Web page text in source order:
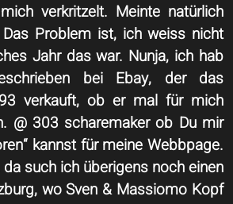
verkritzelt. Meinte natürlich
Das Problem ist, ich weiss nicht
Jahr das war. Nunja, ich hab
bei Ebay, der das
verkauft, ob er mal für mich
@ 303 scharemaker ob Du mir
kannst für meine Webbpage.
such ich überigens noch einen
wo Sven & Massiomo Kopf